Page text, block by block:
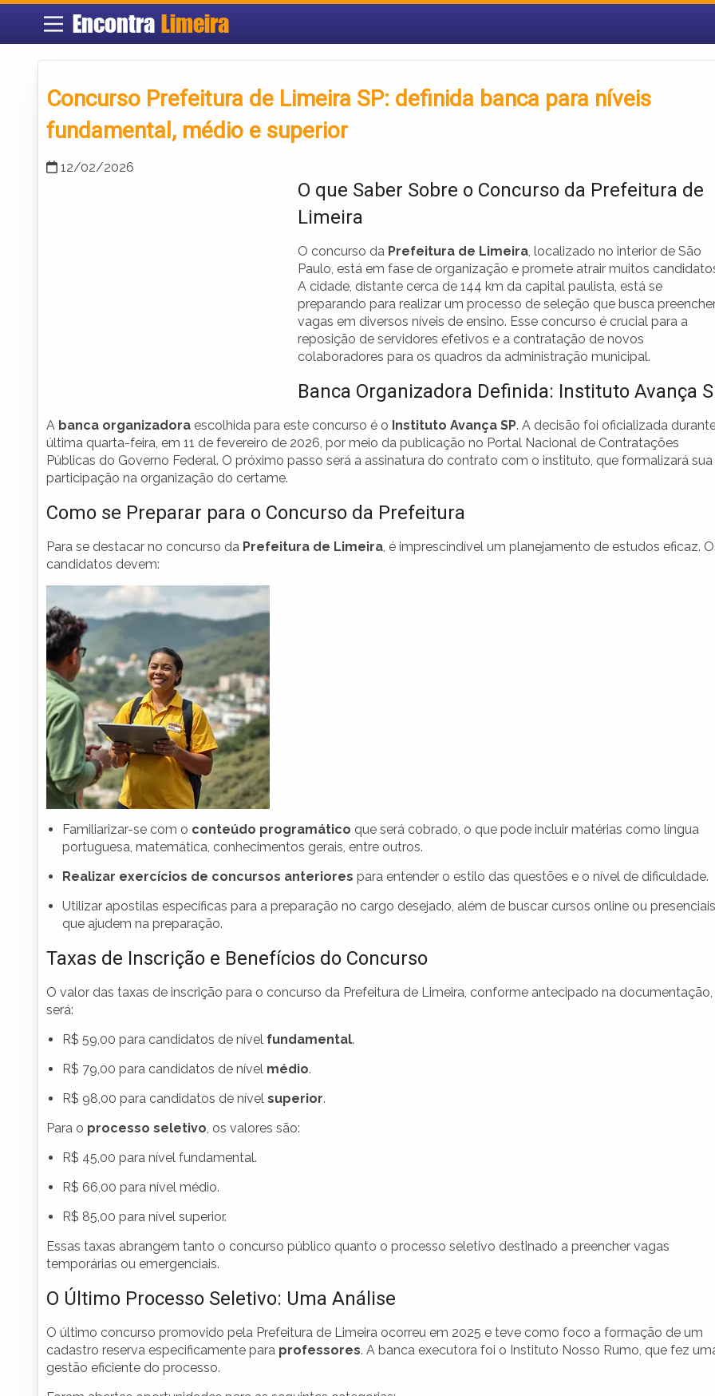
Encontra Limeira
Concurso Prefeitura de Limeira SP: definida banca para níveis
fundamental, médio e superior
12/02/2026
O que Saber Sobre o Concurso da Prefeitura de
Limeira
O concurso da Prefeitura de Limeira, localizado no interior de São
Paulo, está em fase de organização e promete atrair muitos
A cidade, distante cerca de 144 km da capital paulista, está se
preparando para realizar um processo de seleção que busca
vagas em diversos níveis de ensino. Esse concurso é crucial para a
reposição de servidores efetivos e a contratação de novos
colaboradores para os quadros da administração municipal.
Banca Organizadora Definida: Instituto Avança
A banca organizadora escolhida para este concurso é o Instituto Avança SP. A decisão foi oficializada
última quarta-feira, em 11 de fevereiro de 2026, por meio da publicação no Portal Nacional de Contratações
Públicas do Governo Federal. O próximo passo será a assinatura do contrato com o instituto, que formalizará sua
participação na organização do certame.
Como se Preparar para o Concurso da Prefeitura
Para se destacar no concurso da Prefeitura de Limeira, é imprescindível um planejamento de estudos eficaz.
candidatos devem:
Familiarizar-se com o conteúdo programático que será cobrado, o que pode incluir matérias como língua
portuguesa, matemática, conhecimentos gerais, entre outros.
Realizar exercícios de concursos anteriores para entender o estilo das questões e o nível de dificuldade.
Utilizar apostilas específicas para a preparação no cargo desejado, além de buscar cursos online ou presenciais
que ajudem na preparação.
Taxas de Inscrição e Benefícios do Concurso
O valor das taxas de inscrição para o concurso da Prefeitura de Limeira, conforme antecipado na documentação,
será:
R$ 59,00 para candidatos de nível fundamental.
R$ 79,00 para candidatos de nível médio.
R$ 98,00 para candidatos de nível superior.
Para o processo seletivo, os valores são:
R$ 45,00 para nível fundamental.
R$ 66,00 para nível médio.
R$ 85,00 para nível superior.
Essas taxas abrangem tanto o concurso público quanto o processo seletivo destinado a preencher vagas
temporárias ou emergenciais.
O Último Processo Seletivo: Uma Análise
O último concurso promovido pela Prefeitura de Limeira ocorreu em 2025 e teve como foco a formação de um
cadastro reserva especificamente para professores. A banca executora foi o Instituto Nosso Rumo, que fez
gestão eficiente do processo.